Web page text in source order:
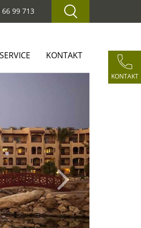
99 713
KONTAKT
SERVICE KONTAKT